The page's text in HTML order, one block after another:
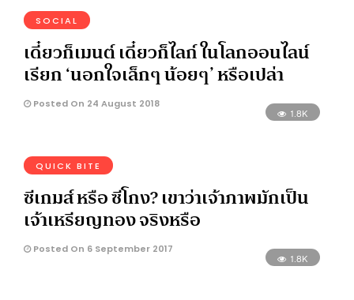
SOCIAL
เดี๋ยวก็เมนต์ เดี๋ยวก็ไลก์ ในโลกออนไลน์
เรียก ‘นอกใจเล็กๆ น้อยๆ’ หรือเปล่า
Posted On 24 August 2018
1.8K
QUICK BITE
ซีเกมส์ หรือ ซีโกง? เขาว่าเจ้าภาพมักเป็น
เจ้าเหรียญทอง จริงหรือ
Posted On 6 September 2017
1.8K